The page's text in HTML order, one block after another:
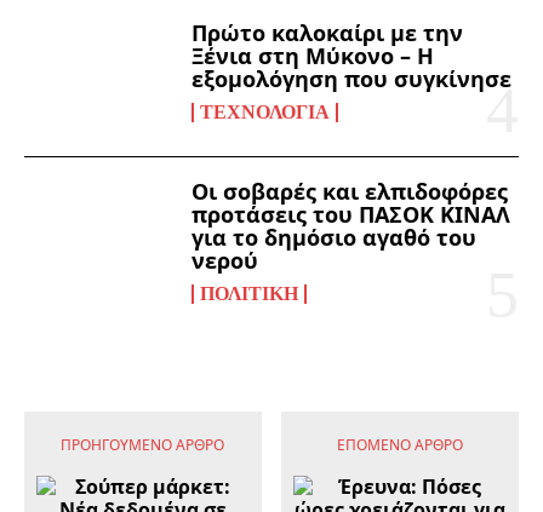
Πρώτο καλοκαίρι με την
Ξένια στη Μύκονο – Η
εξομολόγηση που συγκίνησε
ΤΕΧΝΟΛΟΓΊΑ
Οι σοβαρές και ελπιδοφόρες
προτάσεις του ΠΑΣΟΚ ΚΙΝΑΛ
για το δημόσιο αγαθό του
νερού
ΠΟΛΙΤΙΚΉ
ΠΡΟΗΓΟΎΜΕΝΟ ΆΡΘΡΟ ΕΠΌΜΕΝΟ ΆΡΘΡΟ